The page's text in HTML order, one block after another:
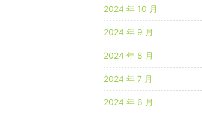
2024 年 10 月
2024 年 9 月
2024 年 8 月
2024 年 7 月
2024 年 6 月